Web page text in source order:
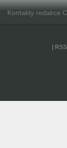
Kontakty redakce
RSS